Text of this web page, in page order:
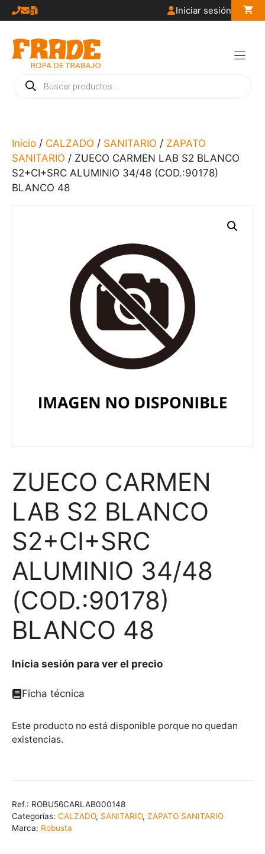
Saltar
al
contenido
Iniciar sesión
Búsqueda
de
Inicio / CALZADO / SANITARIO / ZAPATO
SANITARIO / ZUECO CARMEN LAB S2 BLANCO
S2+CI+SRC ALUMINIO 34/48 (COD.:90178)
BLANCO 48
ZUECO CARMEN
LAB S2 BLANCO
S2+CI+SRC
ALUMINIO 34/48
(COD.:90178)
BLANCO 48
Inicia sesión para ver el precio
Ficha técnica
Este producto no está disponible porque no quedan
existencias.
Ref.: ROBU56CARLAB000148
Categorías: CALZADO, SANITARIO, ZAPATO SANITARIO
Marca: Robusta